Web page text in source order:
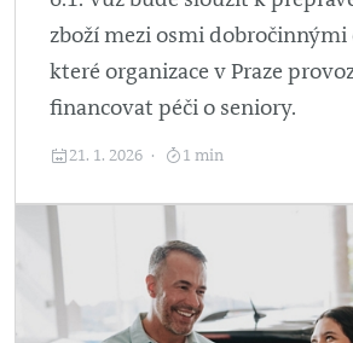
zboží mezi osmi dobročinnými
které organizace v Praze
financovat péči o seniory.
21. 1. 2026 1 min